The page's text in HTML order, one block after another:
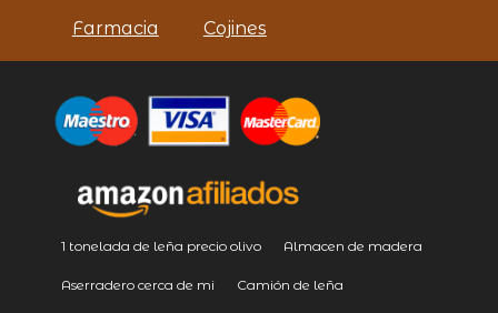
Farmacia Cojines
1 tonelada de leña precio olivo Almacen de madera
Aserradero cerca de mi Camión de leña